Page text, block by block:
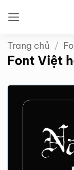
qua
nội
dung
Trang chủ /
Font Việt